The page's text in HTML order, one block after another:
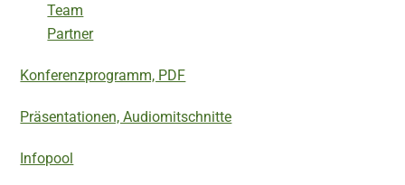
Team
Partner
Konferenzprogramm, PDF
Präsentationen, Audiomitschnitte
Infopool